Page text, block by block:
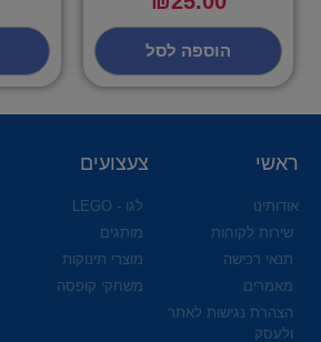
הוספה לסל
ראשי
אודותינו
שירות לקוחות
תנאי רכישה
מאמרים
הצהרת נגישות לאתר
ולעסק
צעצועים
לגו - LEGO
מותגים
מוצרי תינוקות
משחקי קופסה